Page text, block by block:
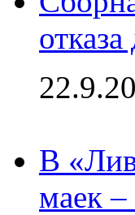
В
маек –